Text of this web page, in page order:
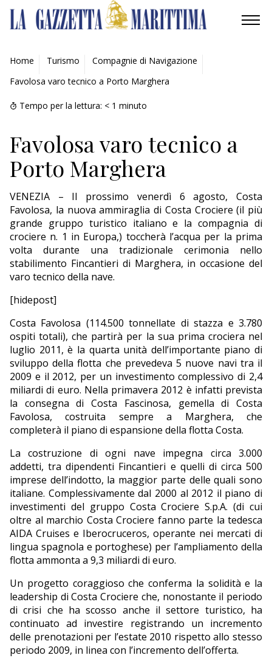
AMBIENTE
MOBILITÀ
INDUSTRIA
RICERCA
ECONOMIA
TURISMO
CULTURA
NAUTICA
EDITORIALI
Home Turismo
Compagnie di Navigazione
Favolosa varo tecnico a Porto Marghera
Tempo per la lettura: < 1 minuto
Favolosa varo tecnico a
Porto Marghera
VENEZIA – Il prossimo venerdì 6 agosto, Costa
Favolosa, la nuova ammiraglia di Costa Crociere (il più
grande gruppo turistico italiano e la compagnia di
crociere n. 1 in Europa,) toccherà l’acqua per la prima
volta durante una tradizionale cerimonia nello
stabilimento Fincantieri di Marghera, in occasione del
varo tecnico della nave.
[hidepost]
Costa Favolosa (114.500 tonnellate di stazza e 3.780
ospiti totali), che partirà per la sua prima crociera nel
luglio 2011, è la quarta unità dell’importante piano di
sviluppo della flotta che prevedeva 5 nuove navi tra il
2009 e il 2012, per un investimento complessivo di 2,4
miliardi di euro. Nella primavera 2012 è infatti prevista
la consegna di Costa Fascinosa, gemella di Costa
Favolosa, costruita sempre a Marghera, che
completerà il piano di espansione della flotta Costa.
La costruzione di ogni nave impegna circa 3.000
addetti, tra dipendenti Fincantieri e quelli di circa 500
imprese dell’indotto, la maggior parte delle quali sono
italiane. Complessivamente dal 2000 al 2012 il piano di
investimenti del gruppo Costa Crociere S.p.A. (di cui
oltre al marchio Costa Crociere fanno parte la tedesca
AIDA Cruises e Iberocruceros, operante nei mercati di
lingua spagnola e portoghese) per l’ampliamento della
flotta ammonta a 9,3 miliardi di euro.
Un progetto coraggioso che conferma la solidità e la
leadership di Costa Crociere che, nonostante il periodo
di crisi che ha scosso anche il settore turistico, ha
continuato ad investire registrando un incremento
delle prenotazioni per l’estate 2010 rispetto allo stesso
periodo 2009, in linea con l’incremento dell’offerta.